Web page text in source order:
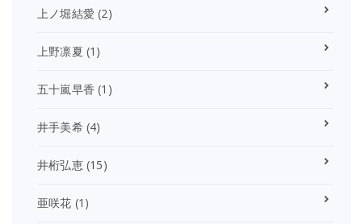
上ノ堀結愛 (2)
上野凛夏 (1)
五十嵐早香 (1)
井手美希(4)
井桁弘恵(15)
亜咲花 (1)